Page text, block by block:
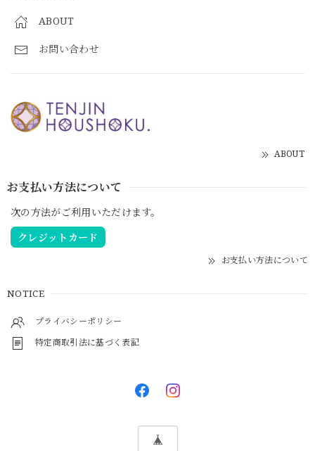
ABOUT
お問い合わせ
ABOUT
お支払い方法について
次の方法がご利用いただけます。
クレジットカード
お支払い方法について
NOTICE
プライバシーポリシー
特定商取引法に基づく表記